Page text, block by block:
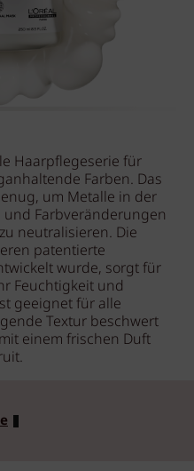
Haarpflegeserie für
Farben. Das
um Metalle in der
Farbveränderungen
neutralisieren. Die
patentierte
wurde, sorgt für
Feuchtigkeit und
geeignet für alle
Textur beschwert
einem frischen Duft